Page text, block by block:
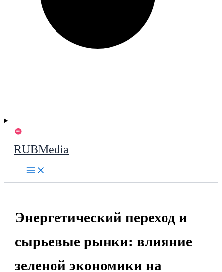
RUBMedia
Энергетический переход и
сырьевые рынки: влияние
зеленой экономики на